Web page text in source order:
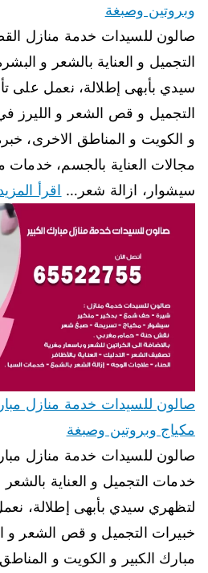
وبروتين وصبغة
صالون للسيدات خدمة منازل
التجميل و العناية بالشعر و
سيدي بأبهى إطلالة، نعمل على
التجميل و قص الشعر و الليرز
و الكويت و المناطق الاخرى،
مجالات العناية بالجسم،
سيشوار، ازالة شعر… اقرأ
مكياج وبروتين وصبغة
صالون للسيدات خدمة منازل
خدمات التجميل و العناية
لتظهري سيدي بأبهى إطلالة،
خبيرات التجميل و قص الشعر و
مبارك الكبير و الكويت و